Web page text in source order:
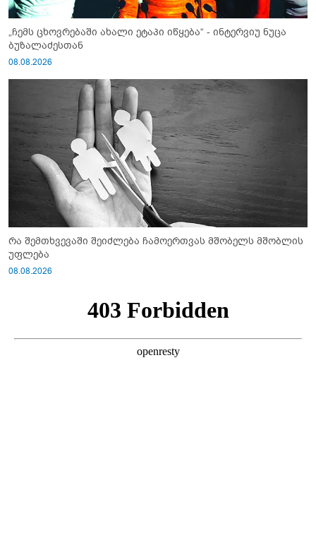
„ჩემს ცხოვრებაში ახალი ეტაპი იწყება“ - ინტერვიუ ნუცა
ბუზალაძესთან
08.08.2026
რა შემთხვევაში შეიძლება ჩამოერთვას მშობელს მშობლის
უფლება
08.08.2026